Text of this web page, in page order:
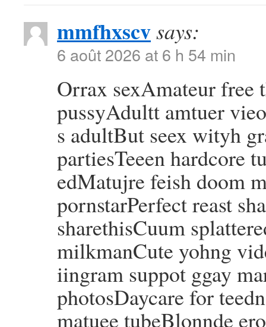
mmfhxscvsays:
6 août 2026 at 6 h 54 min
Orrax sexAmateur free
pussyAdultt amtuer
s adultBut seex wityh
partiesTeeen hardcore
edMatujre feish doom
pornstarPerfect reast
sharethisCuum
milkmanCute yohng
iingram suppot ggay
photosDaycare for
matuee tubeBlonnde